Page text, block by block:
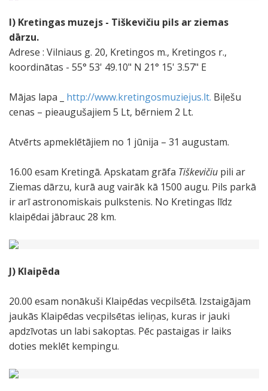
I) Kretingas muzejs - Tiškevičiu pils ar ziemas
dārzu.
Adrese : Vilniaus g. 20, Kretingos m., Kretingos r.,
koordinātas - 55° 53' 49.10" N 21° 15' 3.57" E
Mājas lapa _ http://www.kretingosmuziejus.lt. Biļešu
cenas – pieaugušajiem 5 Lt, bērniem 2 Lt.
Atvērts apmeklētājiem no 1 jūnija – 31 augustam.
16.00 esam Kretingā. Apskatam grāfa Tiškevičiu pili ar
Ziemas dārzu, kurā aug vairāk kā 1500 augu. Pils parkā
ir arī astronomiskais pulkstenis. No Kretingas līdz
klaipēdai jābrauc 28 km.
J) Klaipēda
20.00 esam nonākuši Klaipēdas vecpilsētā. Izstaigājam
jaukās Klaipēdas vecpilsētas ieliņas, kuras ir jauki
apdzīvotas un labi sakoptas. Pēc pastaigas ir laiks
doties meklēt kempingu.